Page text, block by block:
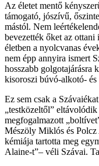
Az életet mentő
támogató, jószívű,
mástól. Nem
bevezették őket az
életben a nyolcvanas
nem épp annyira ismert
hosszabb golgotajárásra
kisoroszi búvó-alkotó-
Ez sem csak a
„testközeltől”
megfogalmazott
Mészöly Miklós és Polcz
kémiája tartotta meg
Alaine-t”– véli Szávai.